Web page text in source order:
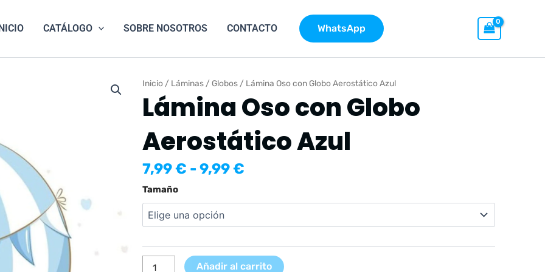
CATÁLOGO SOBRE NOSOTROS CONTACTO WhatsApp
Inicio / Láminas / Globos / Lámina Oso con Globo Aerostático Azul
Lámina Oso con Globo
Aerostático Azul
7,99€ -9,99€
precios:
7,99 €
hasta
9,99 €
Tamaño
Lámina
Oso
con
Aerostático
Azul
Añadir al carrito